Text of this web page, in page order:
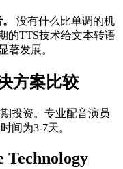
没有什么比单调的机
的TTS技术给文本转语
著发展。
方案比较
投资。专业配音演员
间为3-7天。
Technology